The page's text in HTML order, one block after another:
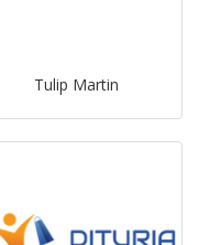
Tulip Martin